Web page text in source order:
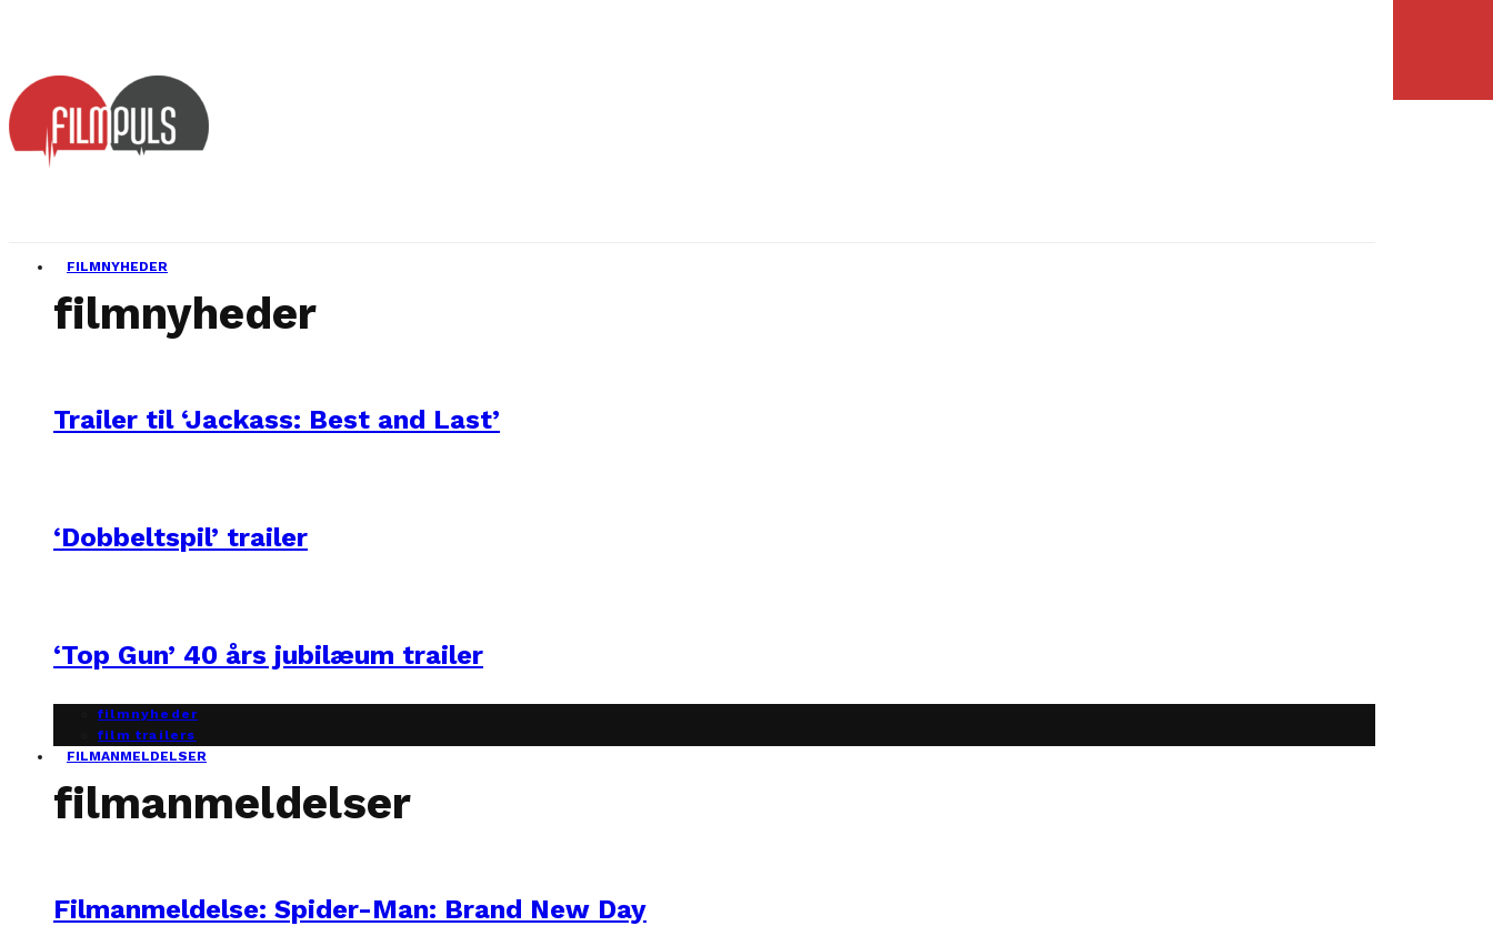
FILMNYHEDER
filmnyheder
Trailer til ‘Jackass: Best and Last’
‘Dobbeltspil’ trailer
‘Top Gun’ 40 års jubilæum trailer
filmnyheder
film trailers
FILMANMELDELSER
filmanmeldelser
Filmanmeldelse: Spider-Man: Brand New Day